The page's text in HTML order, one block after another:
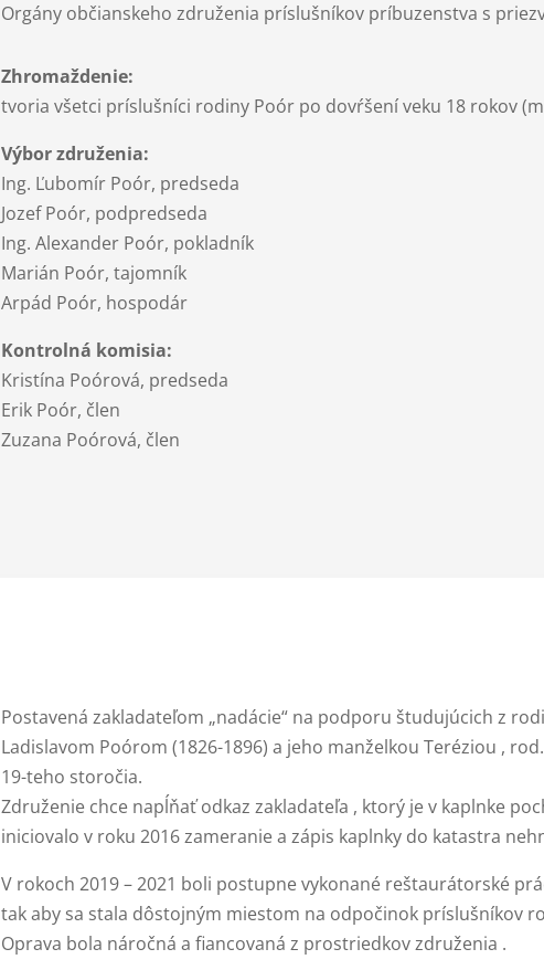
Orgány občianskeho združenia príslušníkov príbuzenstva s
Zhromaždenie:
tvoria všetci príslušníci rodiny Poór po dovŕšení veku 18 rokov
Výbor združenia:
Ing. Ľubomír Poór, predseda
Jozef Poór, podpredseda
Ing. Alexander Poór, pokladník
Marián Poór, tajomník
Arpád Poór, hospodár
Kontrolná komisia:
Kristína Poórová, predseda
Erik Poór, člen
Zuzana Poórová, člen
Postavená zakladateľom „nadácie“ na podporu študujúcich z
Ladislavom Poórom (1826-1896) a jeho manželkou Teréziou ,
19-teho storočia.
Združenie chce napĺňať odkaz zakladateľa , ktorý je v kaplnke
iniciovalo v roku 2016 zameranie a zápis kaplnky do katastra
V rokoch 2019 – 2021 boli postupne vykonané reštaurátorské
tak aby sa stala dôstojným miestom na odpočinok príslušníkov
Oprava bola náročná a fiancovaná z prostriedkov združenia .